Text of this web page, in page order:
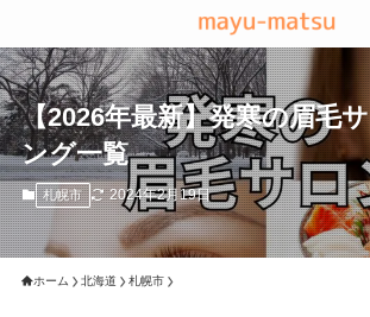
【2026年最新】発寒の眉毛
ング一覧
札幌市 2024年2月19日
ホーム 北海道 札幌市